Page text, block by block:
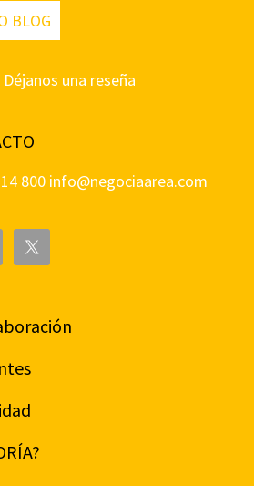
BLOG
Déjanos una reseña
800 info@negociaarea.com